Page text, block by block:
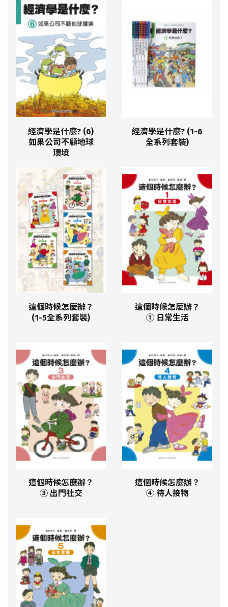
經濟學是什麼? (6)
如果公司不顧地球
環境
經濟學是什麼? (1-6
全系列套裝)
這個時候怎麼辦？
(1-5全系列套裝)
這個時候怎麼辦？
① 日常生活
這個時候怎麼辦？
③ 出門社交
這個時候怎麼辦？
④ 待人接物